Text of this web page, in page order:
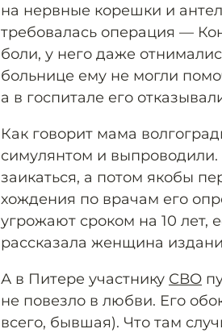
на нервные корешки и
требовалась операция —
боли, у него даже
больнице ему не могли
а в госпитале его
Как говорит мама
симулянтом и
заикаться, а потом якобы
хождения по врачам его
угрожают сроком на 10 лет,
рассказала женщина
А в Питере участнику СВО
не повезло в любви. Его
всего, бывшая). Что там